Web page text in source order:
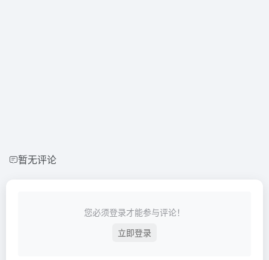
暂无评论
您必须登录才能参与评论！
立即登录